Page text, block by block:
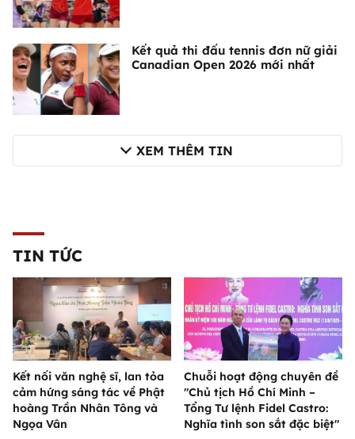
Kết quả thi đấu tennis đơn nữ giải
Canadian Open 2026 mới nhất
XEM THÊM TIN
TIN TỨC
Kết nối văn nghệ sĩ, lan tỏa
cảm hứng sáng tác về Phật
hoàng Trần Nhân Tông và
Ngọa Vân
Chuỗi hoạt động chuyên đề
"Chủ tịch Hồ Chí Minh –
Tổng Tư lệnh Fidel Castro:
Nghĩa tình son sắt đặc biệt"